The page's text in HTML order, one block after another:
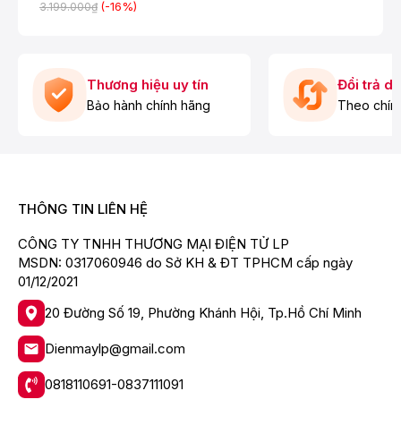
Công suất 112W làm mát hiệu quả
động với công suất 112W. Sản phẩm đáp ứng diện tích
làm mát từ 15m² - 20 m². Thiết bị cung cấp chế độ gió
thường, mát tự nhiên an toàn cho sức khỏe. Lưu lượng
gió của quạt là 1115 m3/h giúp không khí mát mẻ và dễ
chịu hơn. Quạt điều hòa đảo gió tự động tỏa gió mát đều
cho các vị trí xung quanh.
3.199.000₫ (-16%)
Thương hiệu uy tín
Bảo hành chính hãng
Đổi trả
Theo
THÔNG TIN LIÊN HỆ
CÔNG TY TNHH THƯƠNG MẠI ĐIỆN TỬ LP
MSDN: 0317060946 do Sở KH & ĐT TPHCM cấp ngày
01/12/2021
20 Đường Số 19, Phường Khánh Hội, Tp.Hồ Chí Minh
Dienmaylp@gmail.com
0818110691-0837111091